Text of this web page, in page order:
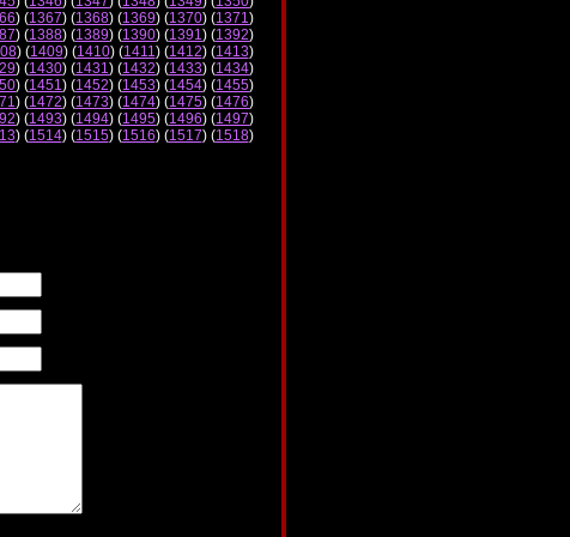
) (1367) (1368) (1369) (1370) (1371)
) (1388) (1389) (1390) (1391) (1392)
) (1409) (1410) (1411) (1412) (1413)
) (1430) (1431) (1432) (1433) (1434)
) (1451) (1452) (1453) (1454) (1455)
) (1472) (1473) (1474) (1475) (1476)
) (1493) (1494) (1495) (1496) (1497)
) (1514) (1515) (1516) (1517) (1518)